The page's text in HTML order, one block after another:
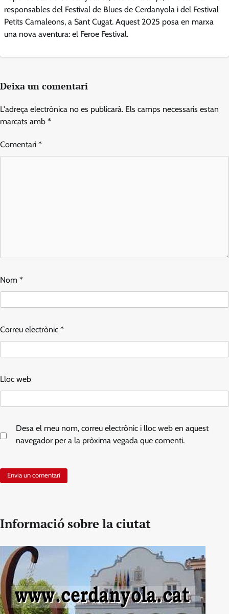
responsables del Festival de Blues de Cerdanyola i del Festival
Petits Camaleons, a Sant Cugat. Aquest 2025 posa en marxa
una nova aventura: el Feroe Festival.
Deixa un comentari
L'adreça electrònica no es publicarà. Els camps necessaris estan
marcats amb *
Comentari *
Nom *
Correu electrònic *
Lloc web
Desa el meu nom, correu electrònic i lloc web en aquest
navegador per a la pròxima vegada que comenti.
Informació sobre la ciutat